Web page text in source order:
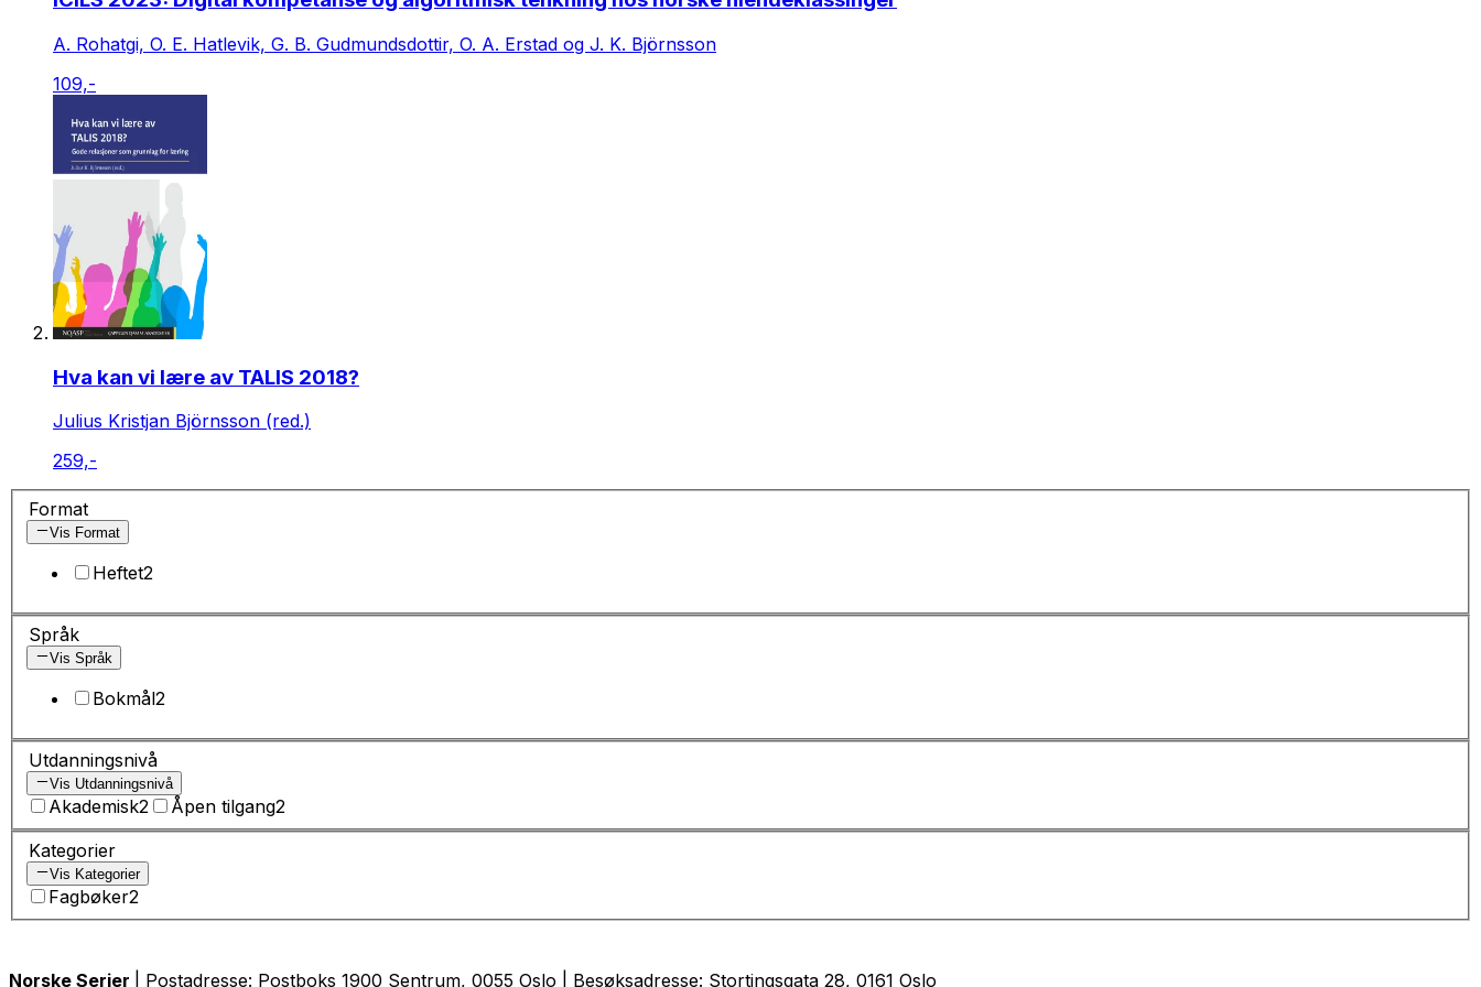
A. Rohatgi, O. E. Hatlevik, G. B. Gudmundsdottir, O. A. Erstad og J. K. Björnsson
109,-
Hva kan vi lære av TALIS 2018?
Julius Kristjan Björnsson (red.)
259,-
Format
Vis Format
Heftet2
Språk
Vis Språk
Bokmål2
Utdanningsnivå
Vis Utdanningsnivå
Akademisk2 Åpen tilgang2
Kategorier
Vis Kategorier
Fagbøker2
Norske Serier | Postadresse: Postboks 1900 Sentrum, 0055 Oslo | Besøksadresse: Stortingsgata 28, 0161 Oslo